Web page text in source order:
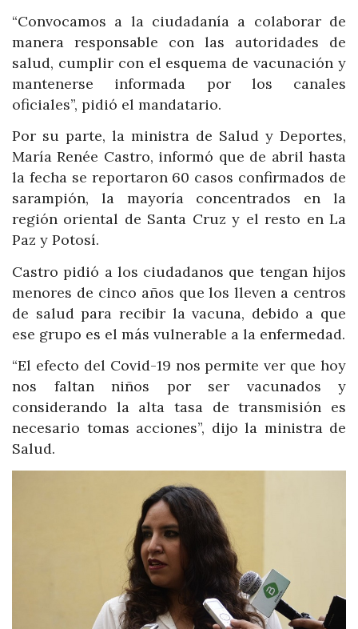
“Convocamos a la ciudadanía a colaborar de
manera responsable con las autoridades de
salud, cumplir con el esquema de vacunación y
mantenerse informada por los canales
oficiales”, pidió el mandatario.
Por su parte, la ministra de Salud y Deportes,
María Renée Castro, informó que de abril hasta
la fecha se reportaron 60 casos confirmados de
sarampión, la mayoría concentrados en la
región oriental de Santa Cruz y el resto en La
Paz y Potosí.
Castro pidió a los ciudadanos que tengan hijos
menores de cinco años que los lleven a centros
de salud para recibir la vacuna, debido a que
ese grupo es el más vulnerable a la enfermedad.
“El efecto del Covid-19 nos permite ver que hoy
nos faltan niños por ser vacunados y
considerando la alta tasa de transmisión es
necesario tomas acciones”, dijo la ministra de
Salud.